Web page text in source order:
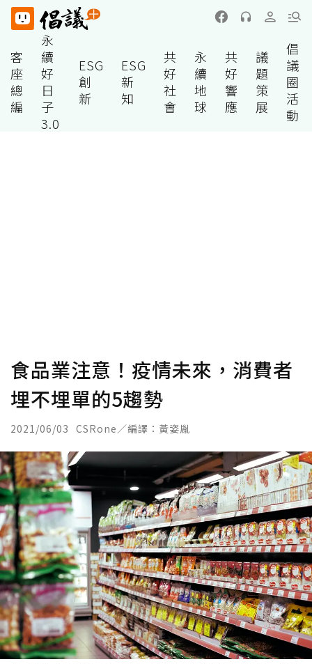
客
座
總
編
永
續
好
日
子
3.0
ESG
創
新
ESG
新
知
共
好
社
會
永
續
地
球
共
好
響
應
議
題
策
展
倡
議
圈
活
動
食品業注意！疫情未來，消費者
埋不埋單的5趨勢
2021/06/03 CSRone／編譯：黃姿胤